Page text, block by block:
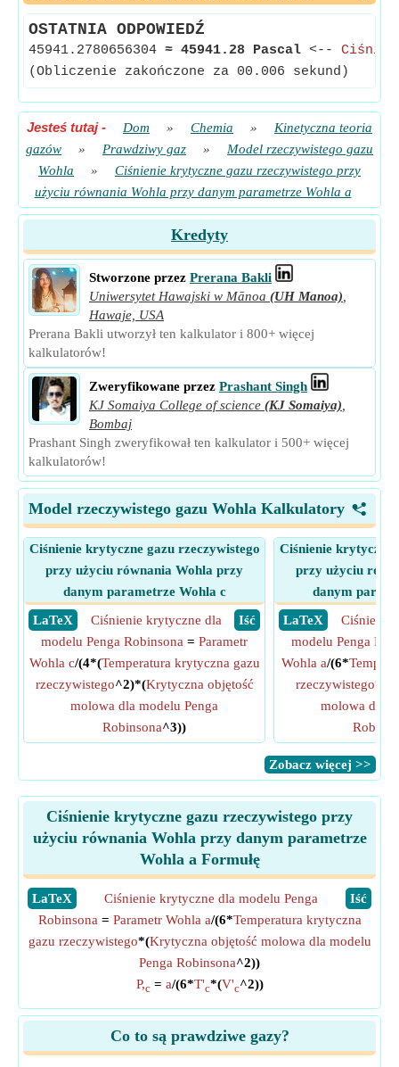
OSTATNIA ODPOWIEDŹ
45941.2780656304 ≈ 45941.28 Pascal <--
(Obliczenie zakończone za 00.006 sekund)
Jesteś tutaj- Dom » Chemia »
Kinetyczna teoria
gazów
» Prawdziwy gaz »
Model rzeczywistego gazu
Wohla
»
Ciśnienie krytyczne gazu rzeczywistego przy
użyciu równania Wohla przy danym parametrze Wohla a
Kredyty
Stworzone przez Prerana Bakli
Uniwersytet Hawajski w Mānoa (UH Manoa)
Hawaje, USA
Prerana Bakli utworzył ten kalkulator i 800+ więcej
kalkulatorów!
Zweryfikowane przez Prashant Singh
KJ Somaiya College of science (KJ Somaiya)
Bombaj
Prashant Singh zweryfikował ten kalkulator i 500+ więcej
kalkulatorów!
<
Model rzeczywistego gazu Wohla Kalkulatory
Ciśnienie krytyczne gazu rzeczywistego
przy użyciu równania Wohla przy
danym parametrze Wohla c
​ LaTeX
​ Iść
Ciśnienie krytyczne dla
modelu Penga Robinsona = Parametr
Wohla c/(4*(Temperatura krytyczna gazu
rzeczywistego^2)*(Krytyczna objętość
molowa dla modelu Penga
Robinsona^3))
Ciśnienie krytyczne
przy użyciu
danym
​ LaTeX
Ciśnienie
modelu Penga
Wohla a/(6*
rzeczywistego*(
molowa dla
​Zobacz więcej >>
Ciśnienie krytyczne gazu rzeczywistego przy
użyciu równania Wohla przy danym parametrze
Wohla a Formułę
​LaTeX ​Iść
Ciśnienie krytyczne dla modelu Penga
Robinsona = Parametr Wohla a/(6*Temperatura krytyczna
gazu rzeczywistego*(Krytyczna objętość molowa dla modelu
Penga Robinsona^2))
P,c= a/(6*T'c*(V'c^2))
Co to są prawdziwe gazy?